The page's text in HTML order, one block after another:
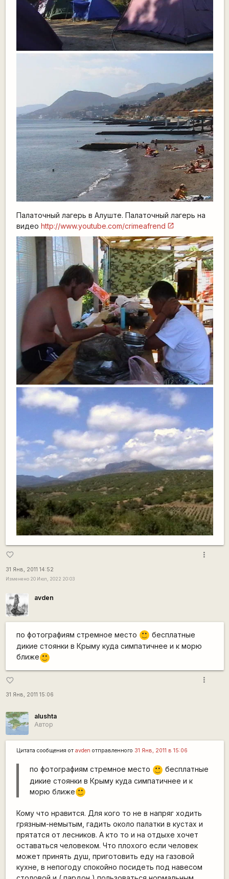
Палаточный лагерь в Алуште. Палаточный лагерь на
видео http://www.youtube.com/crimeafrend
favorite_border
31 Янв, 2011 14:52
Изменено 20 Июл, 2022 20:03
more_vert
avden
по фотографиям стремное место :)
бесплатные
дикие стоянки в Крыму куда симпатичнее и к морю
ближе :)
favorite_border
31 Янв, 2011 15:06
more_vert
alushta
Автор
Цитата сообщения от avden отправленного 31 Янв, 2011 в 15:06
по фотографиям стремное место :)
бесплатные
дикие стоянки в Крыму куда симпатичнее и к
морю ближе :)
Кому что нравится. Для кого то не в напряг ходить
грязным-немытым, гадить около палатки в кустах и
прятатся от лесников. А кто то и на отдыхе хочет
оставаться человеком. Что плохого если человек
может принять душ, приготовить еду на газовой
кухне, в непогоду спокойно посидеть под навесом